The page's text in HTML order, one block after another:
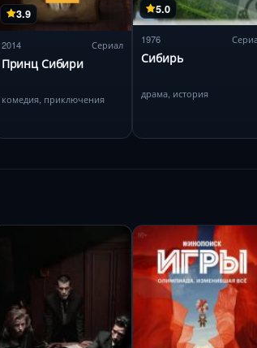
3.9
2014 Сериал
Принц Сибири
комедия, приключения
5.0
1976
Сибирь
драма, история